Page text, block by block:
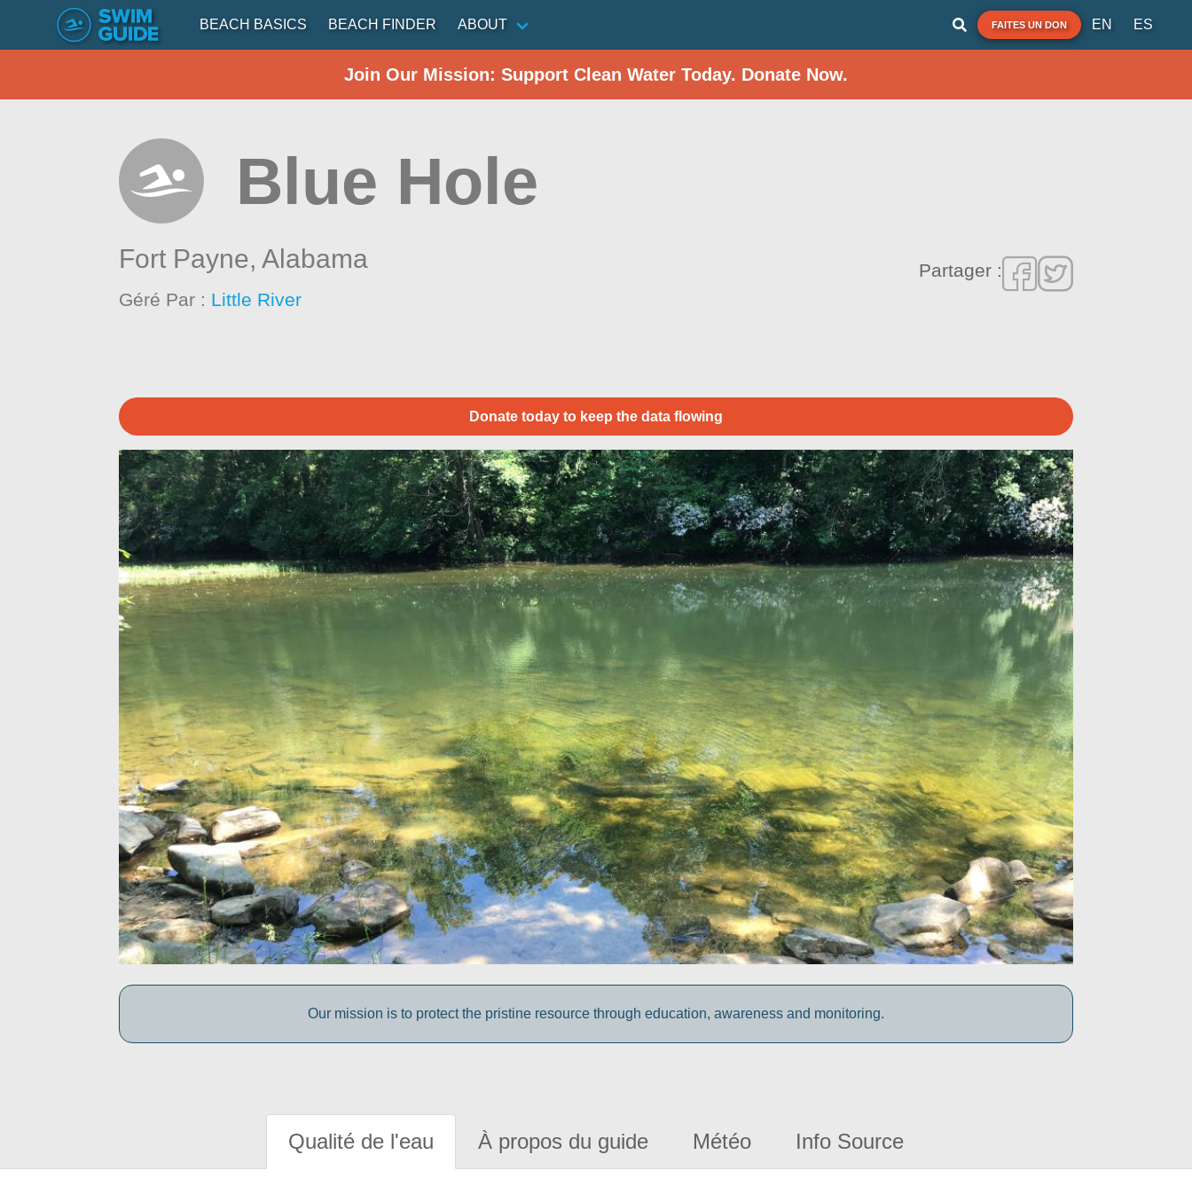
BEACH BASICS BEACH FINDER ABOUT FAITES UN DON EN ES
Join Our Mission: Support Clean Water Today. Donate Now.
Blue Hole
Fort Payne,Alabama
Géré Par : Little River
Partager :
Donate today to keep the data flowing
Our mission is to protect the pristine resource through education, awareness and monitoring.
Qualité de l'eau À propos du guide Météo Info Source